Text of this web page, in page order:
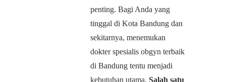
penting. Bagi Anda yang
tinggal di Kota Bandung dan
sekitarnya, menemukan
dokter spesialis obgyn terbaik
di Bandung tentu menjadi
kebutuhan utama. Salah satu